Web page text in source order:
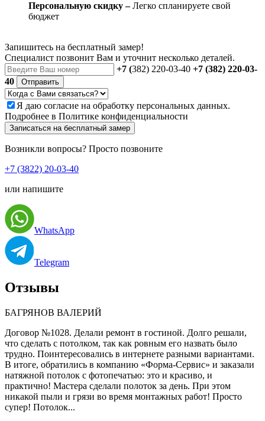
Персональную скидку –Легко спланируете свой
бюджет
Запишитесь на бесплатный замер!
Специалист позвонит Вам и уточнит несколько деталей.
+7 (382) 220-03-40 +7 (382) 220-03-
40
Отправить
Я даю согласие на обработку персональных данных.
Подробнее в Политике конфиденциальности
Записаться на бесплатный замер
Возникли вопросы? Просто позвоните
+7 (3822) 20-03-40
или напишите
WhatsApp
Telegram
Отзывы
БАГРЯНОВ ВАЛЕРИЙ
Договор №1028. Делали ремонт в гостиной. Долго решали,
что сделать с потолком, так как ровным его назвать было
трудно. Поинтересовались в интернете разными вариантами.
В итоге, обратились в компанию «Форма-Сервис» и заказали
натяжной потолок с фотопечатью: это и красиво, и
практично! Мастера сделали полоток за день. При этом
никакой пыли и грязи во время монтажных работ! Просто
супер! Потолок...